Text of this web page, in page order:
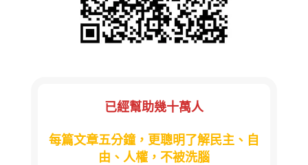
已經幫助幾十萬人
每篇文章五分鐘，更聰明了解民主、自
由、人權，不被洗腦